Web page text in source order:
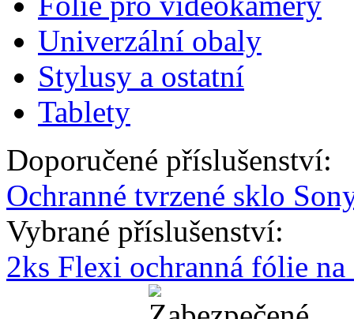
Univerzální obaly
Stylusy a ostatní
Tablety
Doporučené příslušenství:
Ochranné tvrzené sklo
Vybrané příslušenství:
2ks Flexi ochranná fólie